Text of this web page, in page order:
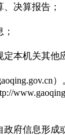
决算报告；
本机关其他
）
府信息形